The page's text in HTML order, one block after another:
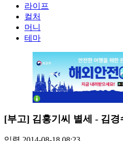
라이프
컬처
머니
테마
[부고] 김홍기씨 별세 - 김경